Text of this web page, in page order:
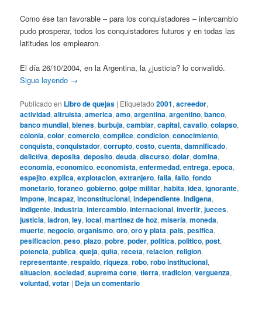
Como ése tan favorable – para los conquistadores – intercambio
pudo prosperar, todos los conquistadores futuros y en todas las
latitudes los emplearon.
El día 26/10/2004, en la Argentina, la ¿justicia? lo convalidó.
Sigue leyendo →
Publicado en Libro de quejas | Etiquetado 2001,acreedor,
actividad,altruista,america,amo,argentina,argentino,banco,
banco mundial,bienes,burbuja,cambiar,capital,cavallo,colapso,
colonia,color,comercio,complice,condicion,conocimiento,
conquista,conquistador,corrupto,costo,cuenta,damnificado,
delictiva,deposita,deposito,deuda,discurso,dolar,domina,
economia,economico,economista,enfermedad,entrega,epoca,
espejito,explica,explotacion,extranjero,falla,fallo,fondo
monetario,foraneo,gobierno,golpe militar,habita,idea,ignorante,
impone,incapaz,inconstitucional,independiente,indigena,
indigente,industria,intercambio,internacional,invertir,jueces,
justicia,ladron,ley,local,martinez de hoz,miseria,moneda,
muerte,negocio,organismo,oro,oro y plata,pais,pesifica,
pesificacion,peso,plazo,pobre,poder,politica,politico,post,
potencia,publica,queja,quita,receta,relacion,religion,
representante,respaldo,riqueza,robo,robo institucional,
situacion,sociedad,suprema corte,tierra,tradicion,verguenza,
voluntad,votar | Deja un comentario